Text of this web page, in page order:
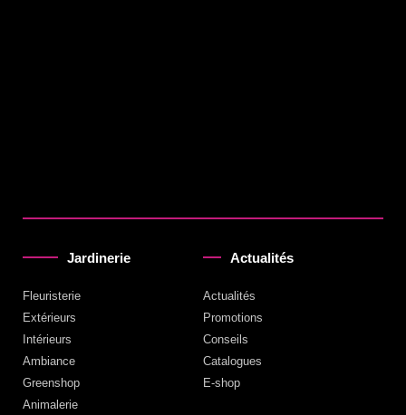
Jardinerie
Fleuristerie
Extérieurs
Intérieurs
Ambiance
Greenshop
Animalerie
Actualités
Actualités
Promotions
Conseils
Catalogues
E-shop